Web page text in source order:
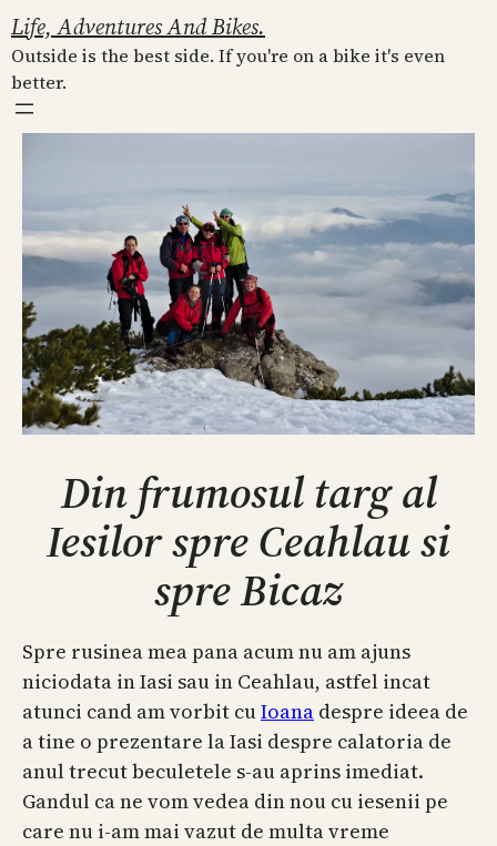
Skip
to
content
Life, Adventures And Bikes.
Outside is the best side. If you're on a bike it's even
better.
Din frumosul targ al
Iesilor spre Ceahlau si
spre Bicaz
Spre rusinea mea pana acum nu am ajuns
niciodata in Iasi sau in Ceahlau, astfel incat
atunci cand am vorbit cuIoana despre ideea de
a tine o prezentare la Iasi despre calatoria de
anul trecut beculetele s-au aprins imediat.
Gandul ca ne vom vedea din nou cu iesenii pe
care nu i-am mai vazut de multa vreme